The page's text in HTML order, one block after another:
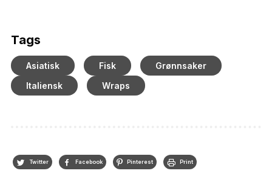
Tags
Asiatisk Fisk
Grønnsaker
Italiensk
Wraps
Twitter Facebook Pinterest Print